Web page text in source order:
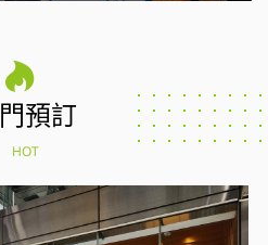
預訂
HOT